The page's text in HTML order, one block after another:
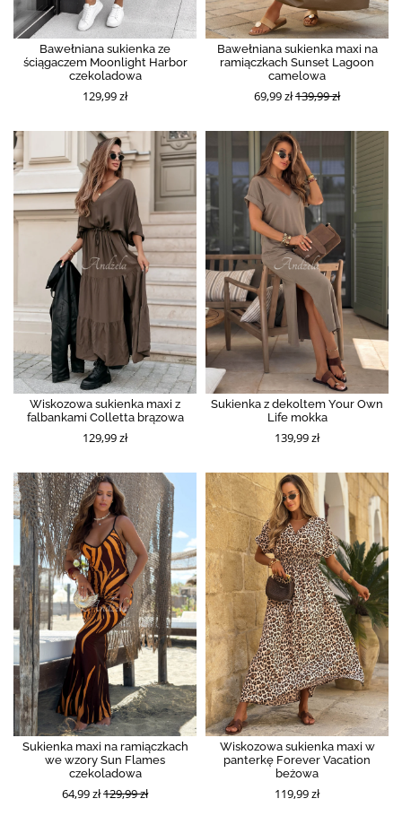
Bawełniana sukienka ze
ściągaczem Moonlight Harbor
czekoladowa
129,99 zł
Bawełniana sukienka maxi na
ramiączkach Sunset Lagoon
camelowa
69,99 zł139,99 zł
Wiskozowa sukienka maxi z
falbankami Colletta brązowa
129,99 zł
Sukienka z dekoltem Your Own
Life mokka
139,99 zł
Sukienka maxi na ramiączkach
we wzory Sun Flames
czekoladowa
64,99 zł129,99 zł
Wiskozowa sukienka maxi w
panterkę Forever Vacation
beżowa
119,99 zł